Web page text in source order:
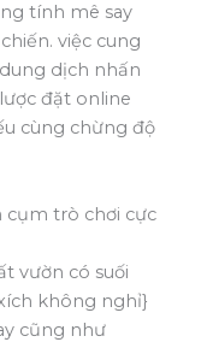
tính mê say
việc cung
dịch nhấn
đặt online
cùng chừng độ
cụm trò chơi cực
vườn có suối
không nghỉ}
cũng như